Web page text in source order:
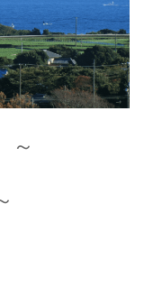
～